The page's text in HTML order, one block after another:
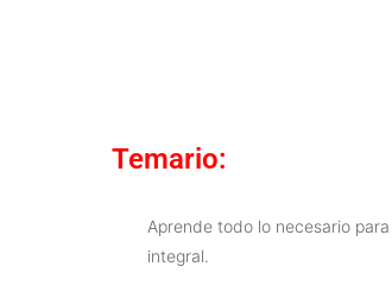
Temario:
Aprende todo lo necesario
integral.